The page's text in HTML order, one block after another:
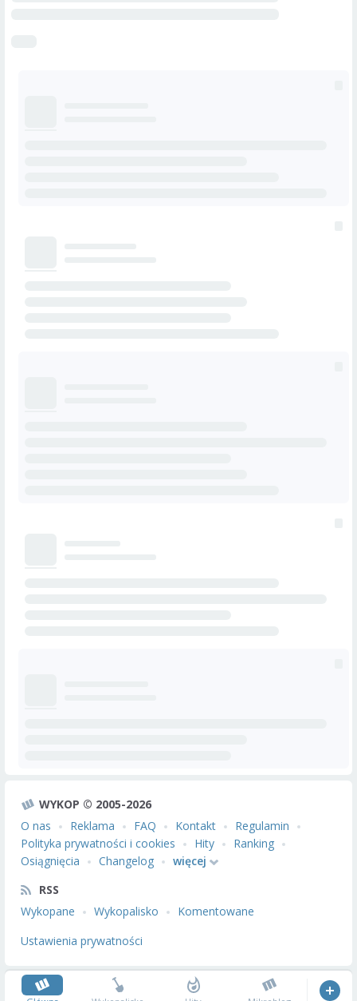
WYKOP © 2005-2026
O nas
Reklama FAQ Kontakt
Regulamin
Polityka prywatności i cookies
Hity
Ranking
Osiągnięcia
Changelog
więcej
RSS
Wykopane
Wykopalisko
Komentowane
Ustawienia prywatności